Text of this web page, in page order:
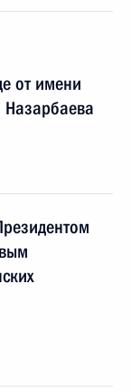
от имени
Назарбаева